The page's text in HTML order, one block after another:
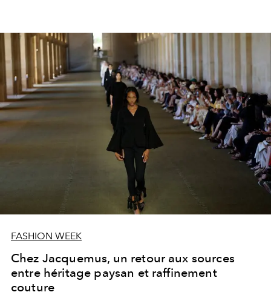
FASHION WEEK
Chez Jacquemus, un retour aux sources
entre héritage paysan et raffinement
couture